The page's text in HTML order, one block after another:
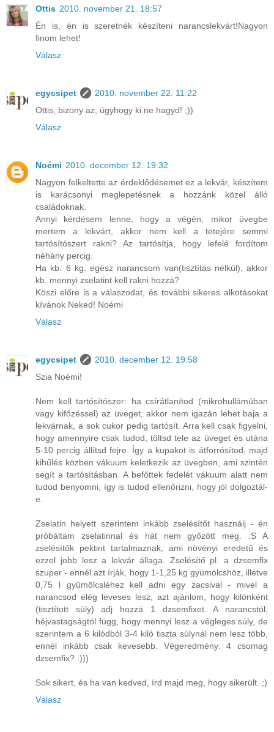
Ottis 2010. november 21. 18:57
Én is, én is szeretnék készíteni narancslekvárt!Nagyon
finom lehet!
Válasz
egycsipet
2010. november 22. 11:22
Ottis, bizony az, úgyhogy ki ne hagyd! ;))
Válasz
Noémi 2010. december 12. 19:32
Nagyon felkeltette az érdeklődésemet ez a lekvár, készítem
is karácsonyi meglepetésnek a hozzánk közel álló
családoknak.
Annyi kérdésem lenne, hogy a végén, mikor üvegbe
mertem a lekvárt, akkor nem kell a tetejére semmi
tartósítószert rakni? Az tartósítja, hogy lefelé fordítom
néhány percig.
Ha kb. 6 kg. egész narancsom van(tisztítás nélkül), akkor
kb. mennyi zselatint kell rakni hozzá?
Köszi előre is a válaszodat, és további sikeres alkotásokat
kívánok Neked! Noémi
Válasz
egycsipet
2010. december 12. 19:58
Szia Noémi!
Nem kell tartósítószer: ha csírátlanítod (mikrohullámúban
vagy kifőzéssel) az üveget, akkor nem igazán lehet baja a
lekvárnak, a sok cukor pedig tartósít. Arra kell csak figyelni,
hogy amennyire csak tudod, töltsd tele az üveget és utána
5-10 percig állítsd fejre. Így a kupakot is átforrósítod, majd
kihűlés közben vákuum keletkezik az üvegben, ami szintén
segít a tartósításban. A befőttek fedelét vákuum alatt nem
tudod benyomni, így is tudod ellenőrizni, hogy jól dolgoztál-
e.
Zselatin helyett szerintem inkább zselésítőt használj - én
próbáltam zselatinnal és hát nem győzött meg. :S A
zselésítők pektint tartalmaznak, ami növényi eredetű és
ezzel jobb lesz a lekvár állaga. Zselésítő pl. a dzsemfix
szuper - ennél azt írják, hogy 1-1,25 kg gyümölcshöz, illetve
0,75 l gyümölcsléhez kell adni egy zacsival - mivel a
narancsod elég leveses lesz, azt ajánlom, hogy kilónként
(tisztított súly) adj hozzá 1 dzsemfixet. A narancstól,
héjvastagságtól függ, hogy mennyi lesz a végleges súly, de
szerintem a 6 kilódból 3-4 kiló tiszta súlynál nem lesz több,
ennél inkább csak kevesebb. Végeredmény: 4 csomag
dzsemfix? :)))
Sok sikert, és ha van kedved, írd majd meg, hogy sikerült. ;)
Válasz